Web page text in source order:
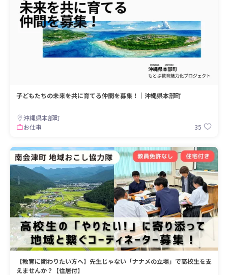
子どもたちの未来を共に育てる仲間を募集！｜沖縄県本部町
沖縄県本部町
お仕事
35
【教育に関わりたい方へ】先生じゃない「ナナメの立場」で高校生を支
えませんか？【住居付】